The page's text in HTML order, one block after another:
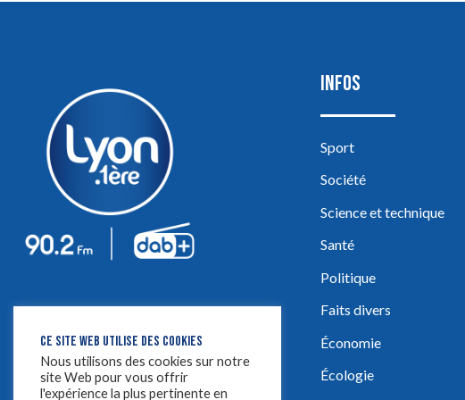
INFOS
Sport
Société
Science et technique
Santé
Politique
Faits divers
Économie
Écologie
CE SITE WEB UTILISE DES COOKIES
Nous utilisons des cookies sur notre
site Web pour vous offrir
l'expérience la plus pertinente en